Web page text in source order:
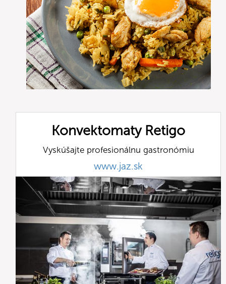
Konvektomaty Retigo
Vyskúšajte profesionálnu gastronómiu
www.jaz.sk